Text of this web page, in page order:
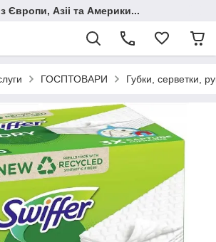
Європи, Азіі та Америки...
ГОСПТОВАРИ Губки, серветки,